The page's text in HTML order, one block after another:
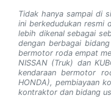
Tidak hanya sampai di
ini berkedudukan resmi
lebih dikenal sebagai
dengan berbagai
bermotor roda empat
NISSAN (Truk) dan
kendaraan bermotor
HONDA), pembiayaan
kontraktor dan bidang